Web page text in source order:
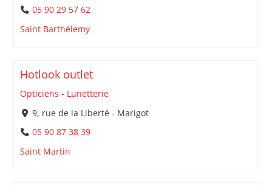
05 90 29 57 62
Saint Barthélemy
Hotlook outlet
Opticiens - Lunetterie
9, rue de la Liberté - Marigot
05 90 87 38 39
Saint Martin